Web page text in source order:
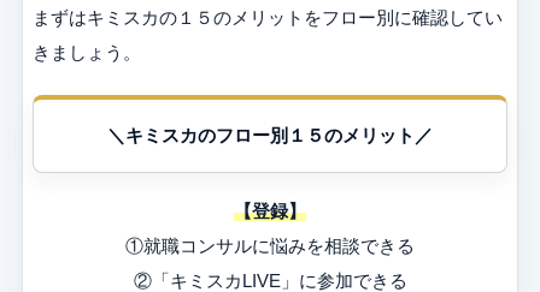
まずはキミスカの１５のメリットをフロー別に確認してい
きましょう。
＼キミスカのフロー別１５のメリット／
【登録】
①就職コンサルに悩みを相談できる
②「キミスカLIVE」に参加できる